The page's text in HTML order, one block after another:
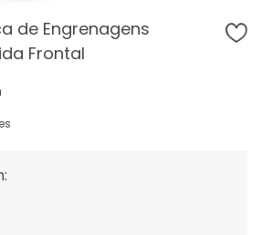
de Engrenagens
Frontal